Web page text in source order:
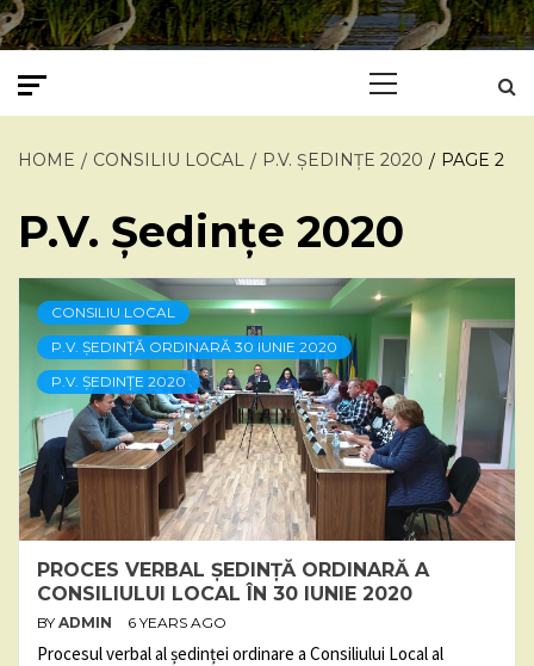
HOME CONSILIU LOCAL P.V. ȘEDINȚE 2020 PAGE 2
P.V. Ședințe 2020
CONSILIU LOCAL
P.V. ȘEDINȚĂ ORDINARĂ 30 IUNIE 2020
P.V. ȘEDINȚE 2020
PROCES VERBAL ȘEDINȚĂ ORDINARĂ A
CONSILIULUI LOCAL ÎN 30 IUNIE 2020
BY ADMIN 6 YEARS AGO
Procesul verbal al ședinței ordinare a Consiliului Local al